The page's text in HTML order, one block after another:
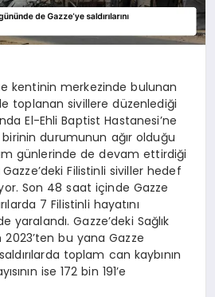
kentinin merkezinde bulunan
toplanan sivillere düzenlediği
El-Ehli Baptist Hastanesi’ne
birinin durumunun ağır olduğu
günlerinde de devam ettirdiği
Gazze’deki Filistinli siviller hedef
Son 48 saat içinde Gazze
7 Filistinli hayatını
yaralandı. Gazze’deki Sağlık
2023’ten bu yana Gazze
toplam can kaybının
ise 172 bin 191’e